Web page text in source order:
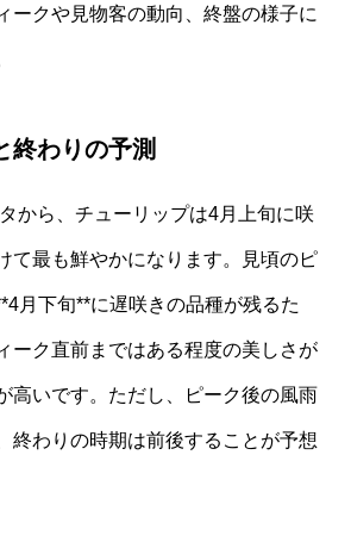
ークや見物客の動向、終盤の様子に
終わりの予測
から、チューリップは4月上旬に咲
て最も鮮やかになります。見頃のピ
月下旬**に遅咲きの品種が残るた
ーク直前まではある程度の美しさが
高いです。ただし、ピーク後の風雨
終わりの時期は前後することが予想